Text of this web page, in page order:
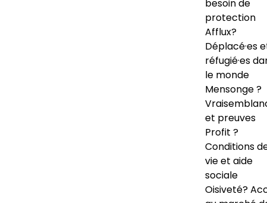
besoin de
protection
Afflux?
Déplacé·es
réfugié·es
le monde
Mensonge ?
et preuves
Profit ?
Conditions
vie et aide
sociale
Oisiveté?